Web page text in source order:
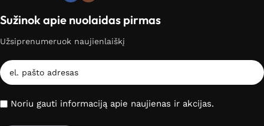
Sužinok apie nuolaidas pirmas
Užsiprenumeruok naujienlaiškį
Noriu gauti informaciją apie naujienas ir akcijas.